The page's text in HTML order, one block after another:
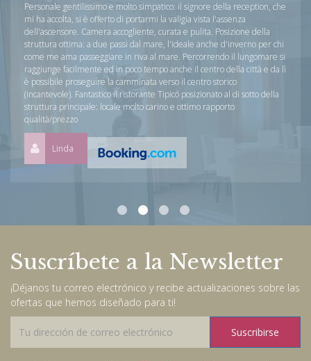
Personale gentilissimo e molto simpatico: il signore della reception, che
mi ha accolta, si è offerto di portarmi la valigia vista l'assenza
dell'ascensore. Camera accogliente, curata e pulita. Posizione della
struttura ottima: a due passi dal mare, l'ideale anche d'inverno per chi
come me ama passeggiare in riva al mare. Percorrendo il lungomare si
raggiunge facilmente ed in poco tempo anche il centro della città e da lì
è possibile proseguire la camminata verso il centro storico
(incantevole). Fantastico il ristorante Tipicó posizionato al di sotto della
struttura principale: locale molto carino e ottimo rapporto
qualità/prezzo
Linda
Suscríbete a la Newsletter
¡Déjanos tu correo electrónico y recibe actualizaciones sobre las
ofertas que hemos diseñado para ti!
Suscribirse